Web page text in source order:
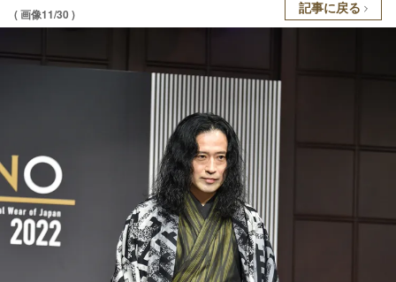
( 画像11/30 ) 記事に戻る